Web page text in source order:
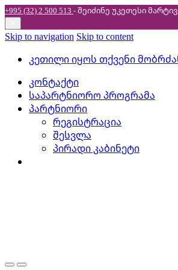
+995 (32) 2 500 513 - შეიძინე უკეთესი
Skip to navigation Skip to content
კეთილი იყოს თქვენი
კონტაქტი
საპარტნიორო პროგრამა
პარტნიორი
რეგისტრაცია
შესვლა
პირადი კაბინეტი